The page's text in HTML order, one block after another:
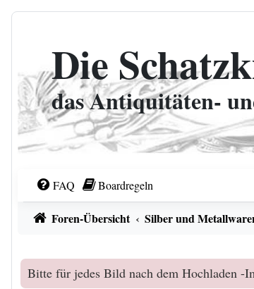
Zum Inhalt
Die
das Antiquitäten-
FAQ Boardregeln
Foren-Übersicht Silber und
Bitte für jedes Bild nach dem Hochladen -